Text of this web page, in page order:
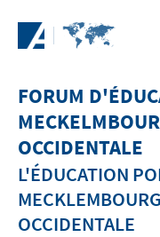
FORUM
OCCIDENTALE
L'ÉDUCATION
OCCIDENTALE